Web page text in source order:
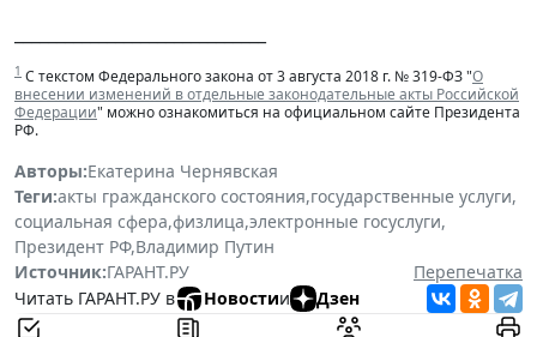
1 С текстом Федерального закона от 3 августа 2018 г. № 319-ФЗ "О
внесении изменений в отдельные законодательные акты Российской
Федерации" можно ознакомиться на официальном сайте Президента
РФ.
Авторы:Екатерина Чернявская
Теги:акты гражданского состояния,государственные услуги,
социальная сфера,физлица,электронные госуслуги,
Президент РФ,Владимир Путин
Источник:ГАРАНТ.РУ
Перепечатка
Читать ГАРАНТ.РУ в
Новостии Дзен